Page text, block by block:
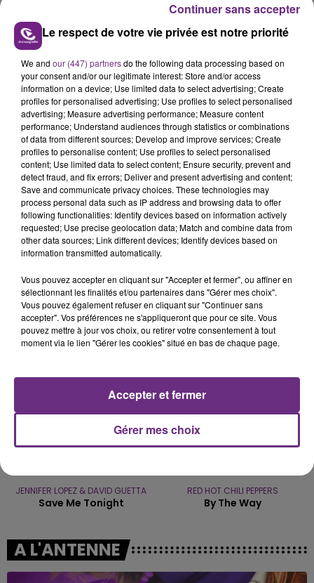
LE MAGASIN JOUÉCLUB DE REIMS FERME
SES PORTES
C'était l'une des institutions du centre-ville
rémois. Le magasin JouéClub est contraint de
fermer ses portes.
TITRES DIFFUSÉS
17h06
17h06
TAME IMPALA & JENNIE
Dracula
17h03
17h03
JAMES ARTHUR
Impossible
17h00
17h00
JENNIFER LOPEZ & DAVID GUETTA
Save Me Tonight
16h56
16h56
RED HOT CHILI PEPPERS
By The Way
A L'ANTENNE
Le respect de votre vie privée est notre priorité
We and our (447) partnersdo the following data processing based on
your consent and/or our legitimate interest: Store and/or access
information on a device; Use limited data to select advertising; Create
profiles for personalised advertising; Use profiles to select personalised
advertising; Measure advertising performance; Measure content
performance; Understand audiences through statistics or combinations
of data from different sources; Develop and improve services; Create
profiles to personalise content; Use profiles to select personalised
content; Use limited data to select content; Ensure security, prevent and
detect fraud, and fix errors; Deliver and present advertising and content;
Save and communicate privacy choices. These technologies may
process personal data such as IP address and browsing data to offer
following functionalities: Identify devices based on information actively
requested; Use precise geolocation data; Match and combine data from
other data sources; Link different devices; Identify devices based on
information transmitted automatically.
Vous pouvez accepter en cliquant sur "Accepter et fermer", ou affiner en
sélectionnant les finalités et/ou partenaires dans "Gérer mes choix".
Vous pouvez également refuser en cliquant sur "Continuer sans
accepter". Vos préférences ne s'appliqueront que pour ce site. Vous
pouvez mettre à jour vos choix, ou retirer votre consentement à tout
moment via le lien "Gérer les cookies" situé en bas de chaque page.
Gérer mes choix
Accepter et fermer
Continuer sans accepter